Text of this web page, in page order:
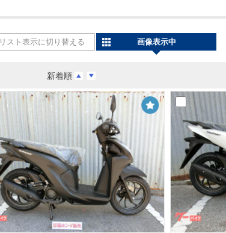
新着順
リスト表示に切り替える 画像表示中